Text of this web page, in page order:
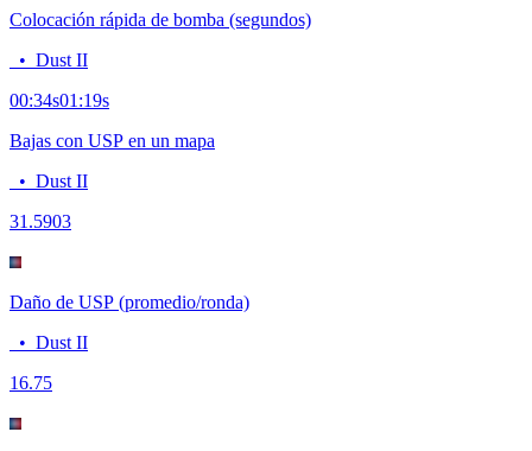
Colocación rápida de bomba (segundos)
• Dust II
00:34s01:19s
Bajas con USP en un mapa
• Dust II
31.5903
Daño de USP (promedio/ronda)
• Dust II
16.75